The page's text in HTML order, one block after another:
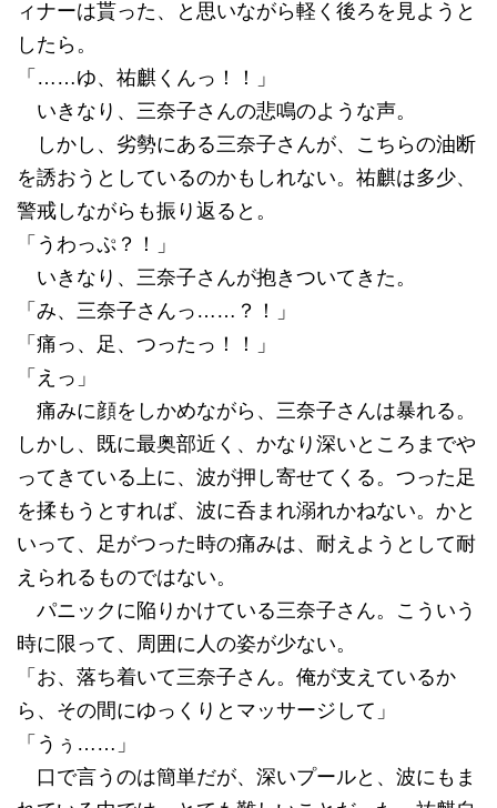
ィナーは貰った、と思いながら軽く後ろを見ようと
したら。
「……ゆ、祐麒くんっ！！」
いきなり、三奈子さんの悲鳴のような声。
しかし、劣勢にある三奈子さんが、こちらの油断
を誘おうとしているのかもしれない。祐麒は多少、
警戒しながらも振り返ると。
「うわっぷ？！」
いきなり、三奈子さんが抱きついてきた。
「み、三奈子さんっ……？！」
「痛っ、足、つったっ！！」
「えっ」
痛みに顔をしかめながら、三奈子さんは暴れる。
しかし、既に最奥部近く、かなり深いところまでや
ってきている上に、波が押し寄せてくる。つった足
を揉もうとすれば、波に呑まれ溺れかねない。かと
いって、足がつった時の痛みは、耐えようとして耐
えられるものではない。
パニックに陥りかけている三奈子さん。こういう
時に限って、周囲に人の姿が少ない。
「お、落ち着いて三奈子さん。俺が支えているか
ら、その間にゆっくりとマッサージして」
「うぅ……」
口で言うのは簡単だが、深いプールと、波にもま